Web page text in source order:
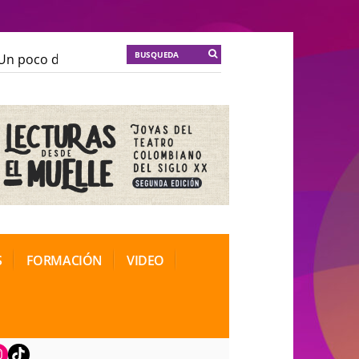
poco de locura para la cordura
Soma
de Teatro Rosa
FORMACIÓN VIDEO
TikTok